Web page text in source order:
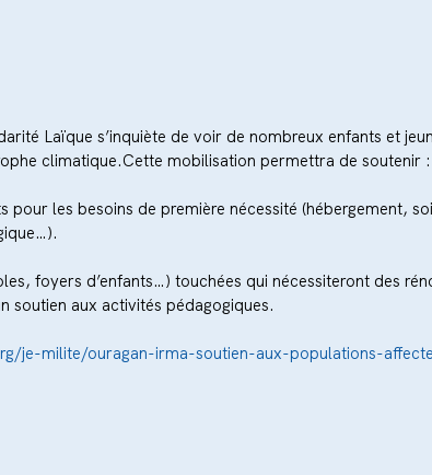
Laïque s’inquiète de voir de nombreux enfants et
climatique.Cette mobilisation permettra de soutenir :
pour les besoins de première nécessité (hébergement,
foyers d’enfants…) touchées qui nécessiteront des
soutien aux activités pédagogiques.
je-milite/ouragan-irma-soutien-aux-populations-